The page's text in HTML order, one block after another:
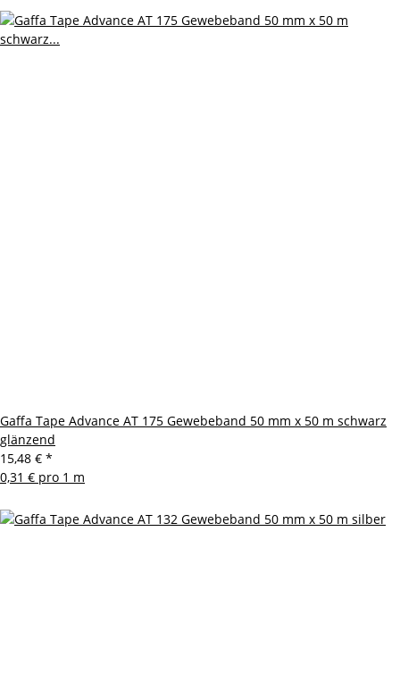
Gaffa Tape Advance AT 175 Gewebeband 50 mm x 50 m schwarz
glänzend
15,48 € *
0,31 € pro 1 m